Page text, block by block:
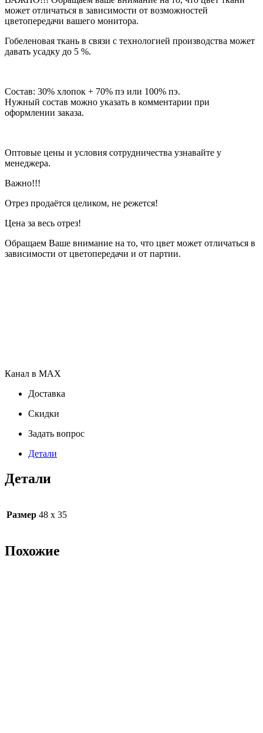
может отличаться в зависимости от возможностей
цветопередачи вашего монитора.
Гобеленовая ткань в связи с технологией производства может
давать усадку до 5 %.
Состав: 30% хлопок + 70% пэ или 100% пэ.
Нужный состав можно указать в комментарии при
оформлении заказа.
Оптовые цены и условия сотрудничества узнавайте у
менеджера.
Важно!!!
Отрез продаётся целиком, не режется!
Цена за весь отрез!
Обращаем Ваше внимание на то, что цвет может отличаться в
зависимости от цветопередачи и от партии.
Канал в MAX
Доставка
Скидки
Задать вопрос
Детали
Детали
Размер 48 х 35
Похожие